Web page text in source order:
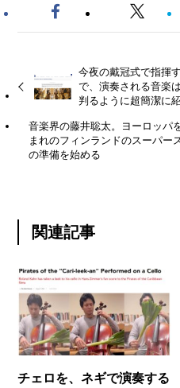
今夜の戴冠式で指揮
で、演奏される音楽
判るように超簡潔に
音楽界の藤井聡太。ヨーロッパ
まれのフィンランドのスーパー
の準備を始める
関連記事
チェロを、ネギで演奏する